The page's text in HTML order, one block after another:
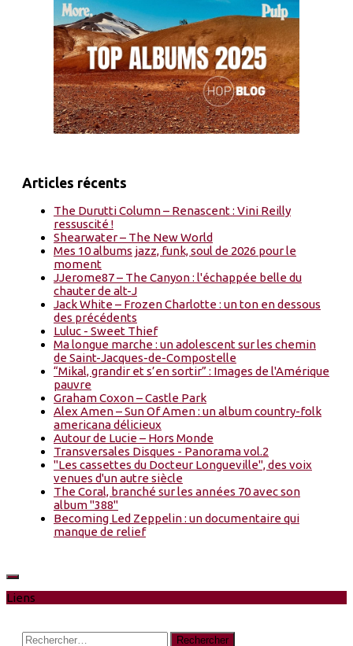
Articles récents
The Durutti Column – Renascent : Vini Reilly
ressuscité !
Shearwater – The New World
Mes 10 albums jazz, funk, soul de 2026 pour le
moment
JJerome87 – The Canyon : l'échappée belle du
chauter de alt-J
Jack White – Frozen Charlotte : un ton en dessous
des précédents
Luluc - Sweet Thief
Ma longue marche : un adolescent sur les chemin
de Saint-Jacques-de-Compostelle
“Mikal, grandir et s’en sortir” : Images de l'Amérique
pauvre
Graham Coxon – Castle Park
Alex Amen – Sun Of Amen : un album country-folk
americana délicieux
Autour de Lucie – Hors Monde
Transversales Disques - Panorama vol.2
"Les cassettes du Docteur Longueville", des voix
venues d'un autre siècle
The Coral, branché sur les années 70 avec son
album "388"
Becoming Led Zeppelin : un documentaire qui
manque de relief
Liens
Rechercher :